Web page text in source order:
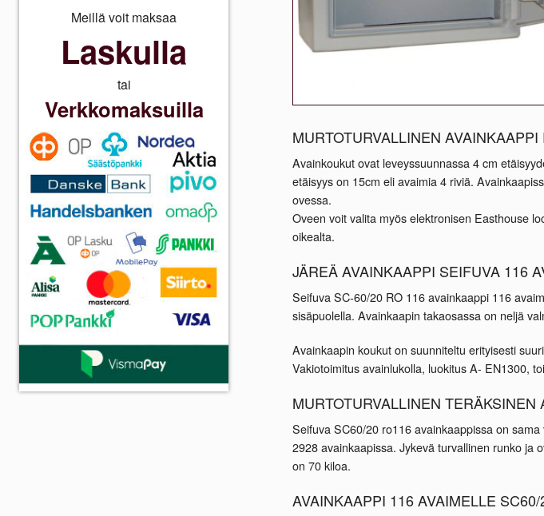
Meillä voit maksaa
Laskulla
tai
Verkkomaksuilla
MURTOTURVALLINEN
Avainkoukut ovat leveyssuunnassa 4 cm
etäisyys on 15cm eli avaimia 4 riviä.
ovessa.
Oveen voit valita myös elektronisen Easthouse
oikealta.
JÄREÄ AVAINKAAPPI SEIFUVA 116
Seifuva SC-60/20 RO 116 avainkaappi 116
sisäpuolella. Avainkaapin takaosassa on neljä
Avainkaapin koukut on suunniteltu erityisesti
Vakiotoimitus avainlukolla, luokitus A- EN1300,
MURTOTURVALLINEN
Seifuva SC60/20 ro116 avainkaappissa on
2928 avainkaapissa. Jykevä turvallinen runko ja
on 70 kiloa.
AVAINKAAPPI 116 AVAIMELLE